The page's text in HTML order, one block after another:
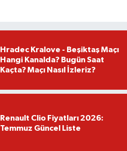
Hradec Kralove - Beşiktaş Maçı
Hangi Kanalda? Bugün Saat
Kaçta? Maçı Nasıl İzleriz?
Renault Clio Fiyatları 2026:
Temmuz Güncel Liste